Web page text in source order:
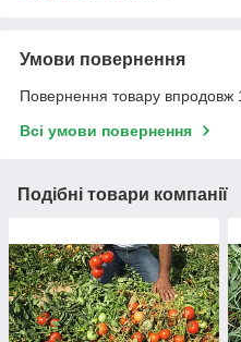
Умови повернення
Повернення товару впродовж
Всі умови повернення
Подібні товари компанії